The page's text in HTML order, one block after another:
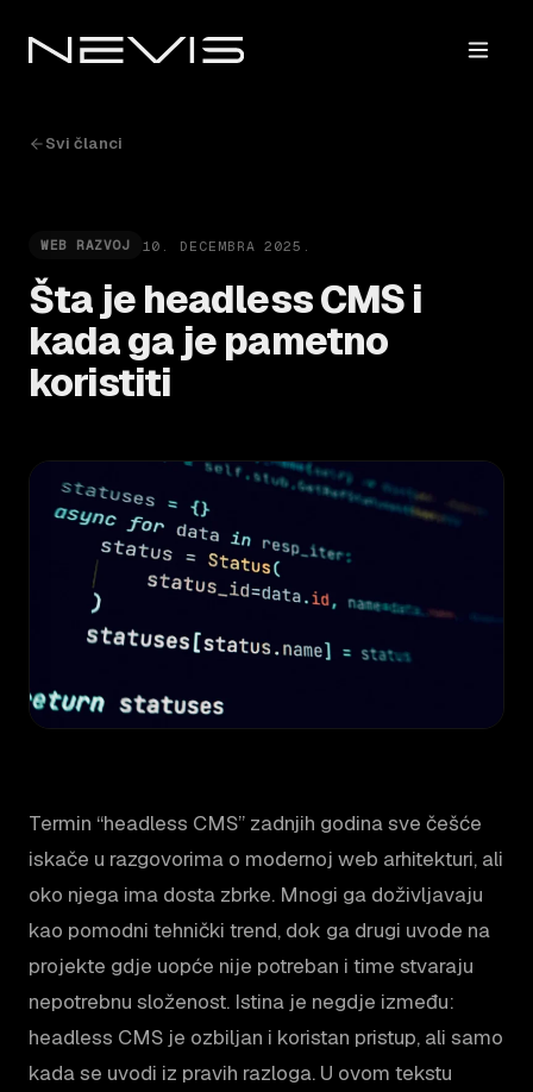
Svi članci
WEB RAZVOJ 10. DECEMBRA 2025.
Šta je headless CMS i
kada ga je pametno
koristiti
Termin “headless CMS” zadnjih godina sve češće
iskače u razgovorima o modernoj web arhitekturi, ali
oko njega ima dosta zbrke. Mnogi ga doživljavaju
kao pomodni tehnički trend, dok ga drugi uvode na
projekte gdje uopće nije potreban i time stvaraju
nepotrebnu složenost. Istina je negdje između:
headless CMS je ozbiljan i koristan pristup, ali samo
kada se uvodi iz pravih razloga. U ovom tekstu